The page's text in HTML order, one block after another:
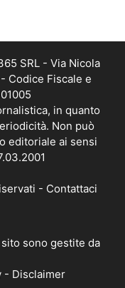
SRL - Via Nicola
Codice Fiscale e
in quanto
Non può
editoriale ai sensi
- Contattaci
sono gestite da
- Disclaimer